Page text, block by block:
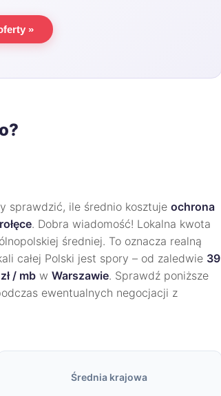
»
sprawdzić, ile średnio kosztuje ochrona
. Dobra wiadomość! Lokalna kwota
średniej. To oznacza realną
całej Polski jest spory – od zaledwie 39
/ mb w Warszawie. Sprawdź poniższe
ewentualnych negocjacji z
Średnia krajowa